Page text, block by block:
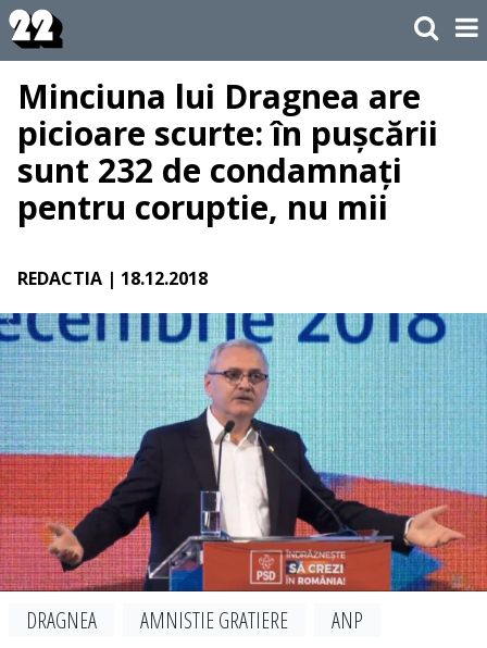
Minciuna lui Dragnea are
picioare scurte: în pușcării
sunt 232 de condamnați
pentru coruptie, nu mii
REDACTIA | 18.12.2018
DRAGNEA AMNISTIE GRATIERE
ANP